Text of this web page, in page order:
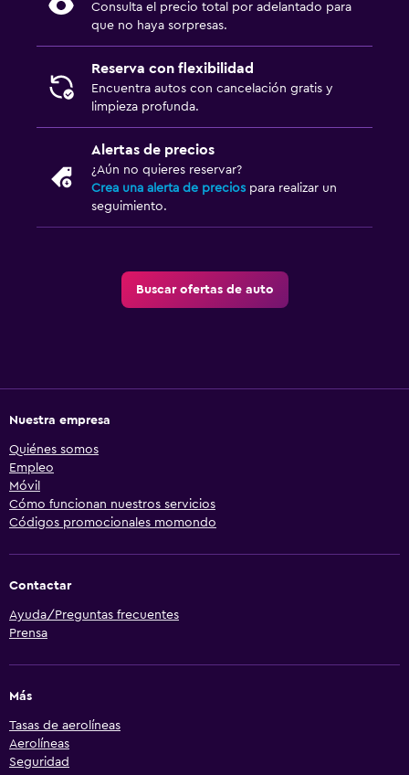
Consulta el precio total por adelantado para
que no haya sorpresas.
Reserva con flexibilidad
Encuentra autos con cancelación gratis y
limpieza profunda.
Alertas de precios
¿Aún no quieres reservar?
Crea una alerta de precios para realizar un
seguimiento.
Buscar ofertas de auto
Nuestra empresa
Quiénes somos
Empleo
Móvil
Cómo funcionan nuestros servicios
Códigos promocionales momondo
Contactar
Ayuda/Preguntas frecuentes
Prensa
Más
Tasas de aerolíneas
Aerolíneas
Seguridad